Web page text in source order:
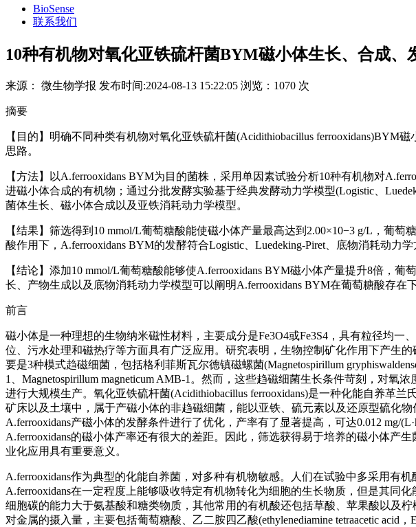
BioSense
联系我们
10种有机物对氧化亚铁硫杆菌BYM磁小体生长、合成、
来源： 微生物学报 发布时间:2024-08-13 15:22:05 浏览： 1070 次
摘要
【目的】明确不同种类有机物对氧化亚铁硫杆菌(Acidithiobacillus ferrooxidans)BYM
思路。
【方法】以A.ferrooxidans BYM为目的菌株，采用单因素试验分析10种有机物对
进磁小体合成的有机物；通过分批发酵实验基于经典发酵动力学模型(Logistic、
菌体生长、磁小体合成以及亚铁消耗动力学模型。
【结果】筛选得到10 mmol/L葡萄糖酸能使磁小体产量最高达到2.00×10−3 g/L，葡
酸作用下，A.ferrooxidans BYM的发酵符合Logistic、Luedeking-Piret、底物消耗动力学
【结论】添加10 mmol/L葡萄糖酸能够使A.ferrooxidans BYM磁小体产量提升8倍，
长、产物生成以及底物消耗动力学模型可以阐明A.ferrooxidans BYM在葡萄糖酸存在
前言
磁小体是一种理想的生物纳米磁性材料，主要成分是Fe3O4或Fe3S4，具有粒径均
位、污水处理和磁热疗等方面具有广泛应用。研究表明，生物控制矿化作用下产生
要是3种模式趋磁细菌，包括格利菲斯瓦尔德镇磁螺菌(Magnetospirillum
1、Magnetospirillum magneticum AMB-1。然而，这些趋磁细菌生长条件苛刻，对氧
进行大规模生产。氧化亚铁硫杆菌(Acidithiobacillus ferrooxidans)是一种化能自养革
矿床以及土壤中，属于产磁小体的非趋磁细菌，能以亚铁、硫元素以及还原型硫化
A.ferrooxidans产磁小体的发酵条件进行了优化，产率有了显著提高，可达0.012 mg/
A.ferrooxidans的磁小体产率还有很大的差距。因此，筛选获得易于培养的磁小体产
业化应用具有重要意义。
A.ferrooxidans作为典型的化能自养菌，对多种有机物敏感。人们在试验中多采用有
A.ferrooxidans在一定程度上能够吸收特定有机物转化为细胞的生长物质，但是其同
细胞碳的能力大于氨基酸和糖类物质，其他常用的有机酸还包括草酸、苹果酸以及
对金属的摄入量，主要包括葡萄糖酸、乙二胺四乙酸(ethylenediamine tetraacetic